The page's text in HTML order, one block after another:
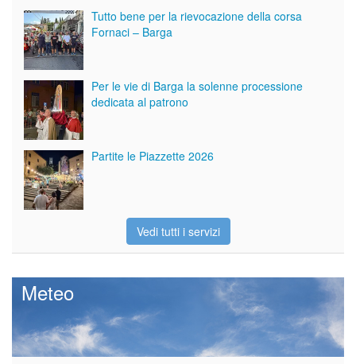
Tutto bene per la rievocazione della corsa
Fornaci – Barga
Per le vie di Barga la solenne processione
dedicata al patrono
Partite le Piazzette 2026
Vedi tutti i servizi
Meteo